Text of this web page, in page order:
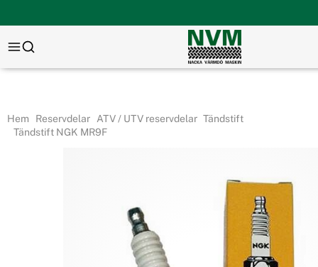
Hem Reservdelar ATV / UTV reservdelar Tändstift
Tändstift NGK MR9F